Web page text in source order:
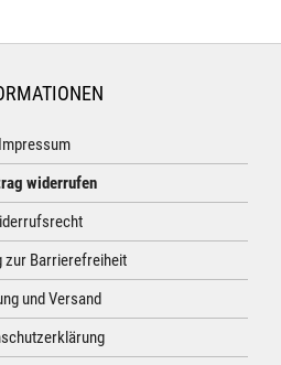
Impressum
widerrufen
zur Barrierefreiheit
und Versand